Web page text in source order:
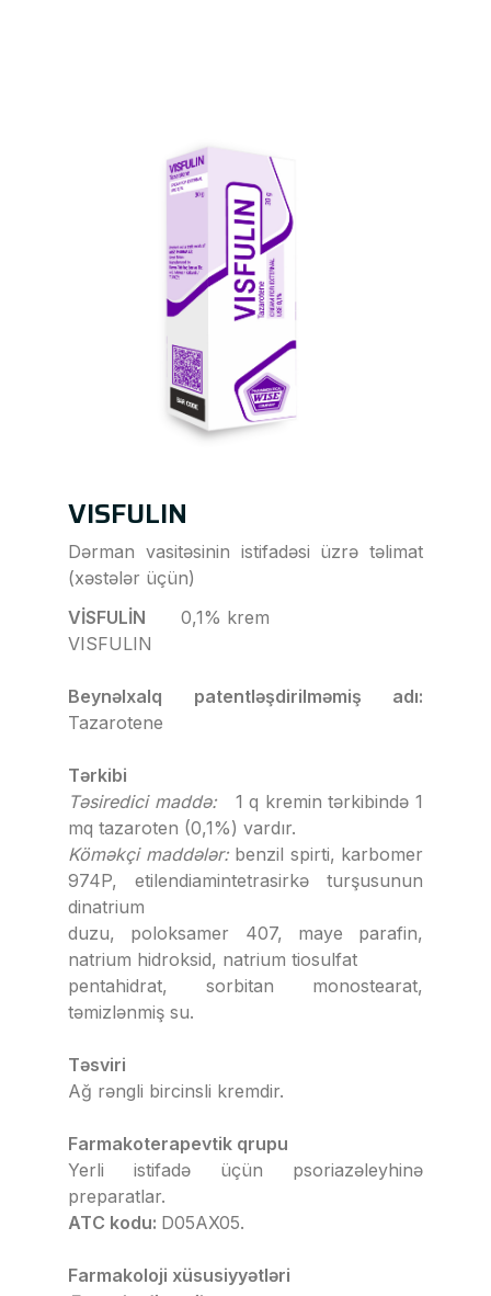
VISFULIN
Dərman vasitəsinin istifadəsi üzrə təlimat
(xəstələr üçün)
VİSFULİN 0,1% krem
VISFULIN
Beynəlxalq patentləşdirilməmiş adı:
Tazarotene
Tərkibi
Təsiredici maddə:1 q kremin tərkibində 1
mq tazaroten (0,1%) vardır.
Köməkçi maddələr:benzil spirti, karbomer
974P, etilendiamintetrasirkə turşusunun
dinatrium
duzu, poloksamer 407, maye parafin,
natrium hidroksid, natrium tiosulfat
pentahidrat, sorbitan monostearat,
təmizlənmiş su.
Təsviri
Ağ rəngli bircinsli kremdir.
Farmakoterapevtik qrupu
Yerli istifadə üçün psoriazəleyhinə
preparatlar.
ATC kodu: D05AX05.
Farmakoloji xüsusiyyətləri